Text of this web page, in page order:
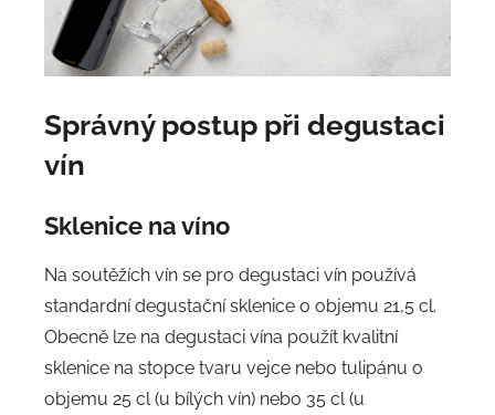
Správný postup při degustaci
vín
Sklenice na víno
Na soutěžích vín se pro degustaci vín používá
standardní degustační sklenice o objemu 21,5 cl.
Obecně lze na degustaci vína použít kvalitní
sklenice na stopce tvaru vejce nebo tulipánu o
objemu 25 cl (u bílých vín) nebo 35 cl (u